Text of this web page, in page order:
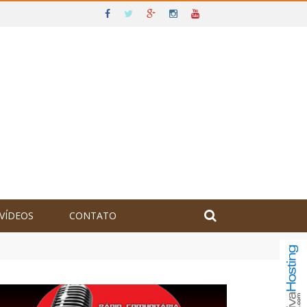
VÍDEOS CONTATO